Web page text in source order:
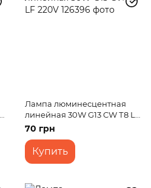
Лампа люминесцентная
линейная 30W G13 CW Т8 LF
220V
70 грн
Купить